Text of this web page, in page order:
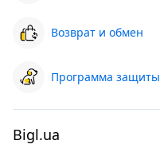
Возврат и обмен
Программа защиты
Bigl.ua